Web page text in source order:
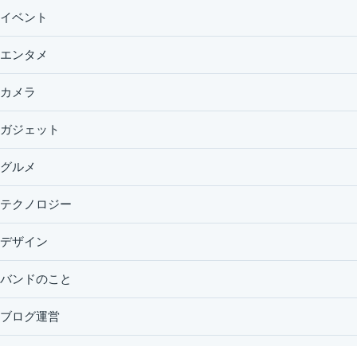
イベント
エンタメ
カメラ
ガジェット
グルメ
テクノロジー
デザイン
バンドのこと
ブログ運営